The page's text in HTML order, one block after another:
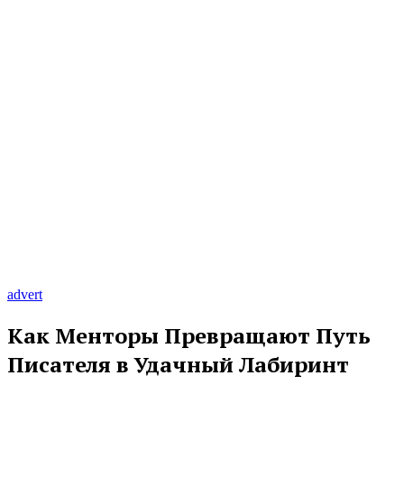
advert
Как Менторы Превращают Путь
Писателя в Удачный Лабиринт